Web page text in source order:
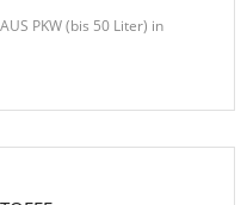
PKW (bis 50 Liter) in